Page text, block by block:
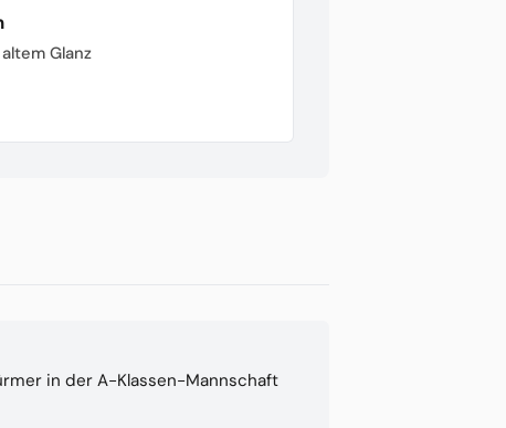
Glanz
in der A-Klassen-Mannschaft